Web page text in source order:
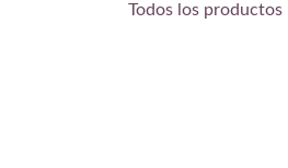
Todos los productos